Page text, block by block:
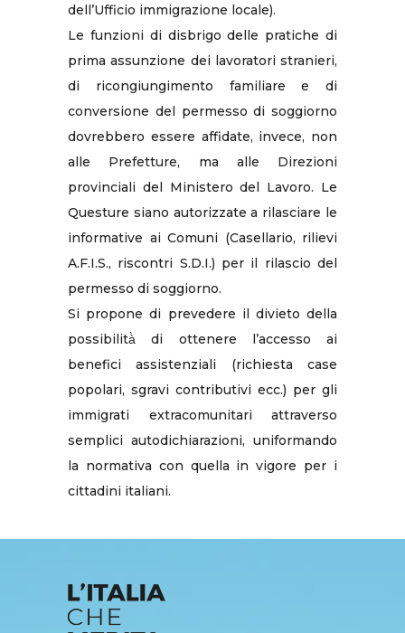
dell’Ufficio immigrazione locale).
Le funzioni di disbrigo delle pratiche di
prima assunzione dei lavoratori stranieri,
di ricongiungimento familiare e di
conversione del permesso di soggiorno
dovrebbero essere affidate, invece, non
alle Prefetture, ma alle Direzioni
provinciali del Ministero del Lavoro. Le
Questure siano autorizzate a rilasciare le
informative ai Comuni (Casellario, rilievi
A.F.I.S., riscontri S.D.I.) per il rilascio del
permesso di soggiorno.
Si propone di prevedere il divieto della
possibilità̀ di ottenere l’accesso ai
benefici assistenziali (richiesta case
popolari, sgravi contributivi ecc.) per gli
immigrati extracomunitari attraverso
semplici autodichiarazioni, uniformando
la normativa con quella in vigore per i
cittadini italiani.